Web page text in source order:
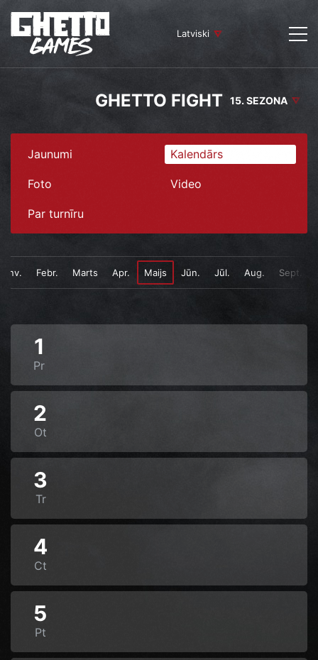
Latviski
GHETTO FIGHT 15. SEZONA
Jaunumi Kalendārs
Foto Video
Par turnīru
Febr. Marts Apr. Maijs Jūn. Jūl. Aug. Sept.
1
Pr
2
Ot
3
Tr
4
Ct
5
Pt